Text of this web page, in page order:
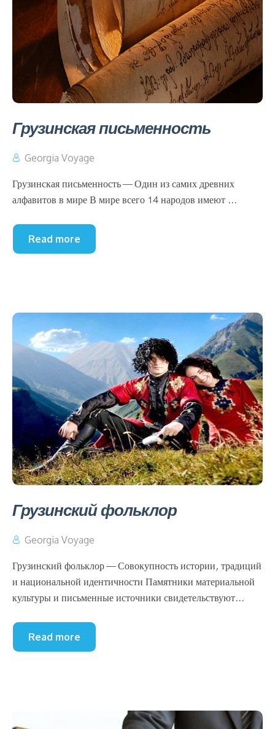
Грузинская письменность
Georgia Voyage
Грузинская письменность — Один из самих древних
алфавитов в мире В мире всего 14 народов имеют ...
Read more
Грузинский фольклор
Georgia Voyage
Грузинский фольклор — Совокупность истории, традиций
и национальной идентичности Памятники материальной
культуры и письменные источники свидетельствуют...
Read more